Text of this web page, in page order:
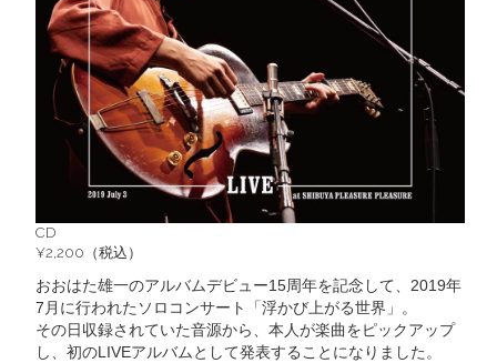
CD
¥2,200（税込）
おおはた雄一のアルバムデビュー15周年を記念して、2019年
7月に行われたソロコンサート「浮かび上がる世界」。
その日収録されていた音源から、本人が楽曲をピックアップ
し、初のLIVEアルバムとして発表することになりました。